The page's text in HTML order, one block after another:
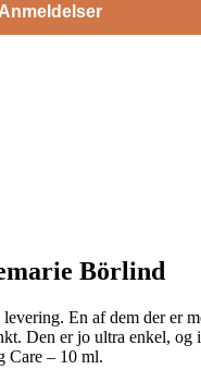
Anmeldelser
Börlind
En af dem der er
Den er jo ultra enkel,
Care – 10 ml.